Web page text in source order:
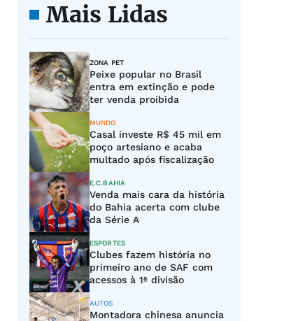
Mais Lidas
ZONA PET
Peixe popular no Brasil
entra em extinção e pode
ter venda proibida
MUNDO
Casal investe R$ 45 mil em
poço artesiano e acaba
multado após fiscalização
E.C.BAHIA
Venda mais cara da história
do Bahia acerta com clube
da Série A
ESPORTES
Clubes fazem história no
primeiro ano de SAF com
acessos à 1ª divisão
AUTOS
Montadora chinesa anuncia